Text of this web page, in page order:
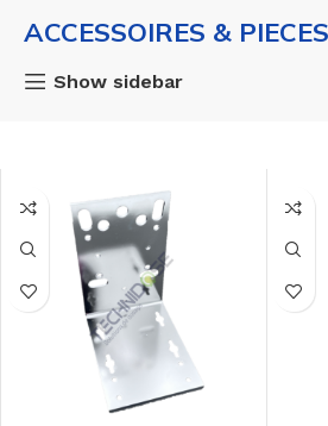
FILTRER
ACCESSOIRES &
Show sidebar